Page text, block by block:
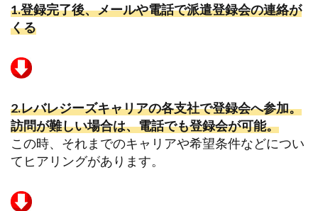
1.登録完了後、メールや電話で派遣登録会の連絡が
くる
2.レバレジーズキャリアの各支社で登録会へ参加。
訪問が難しい場合は、電話でも登録会が可能。
この時、それまでのキャリアや希望条件などについ
てヒアリングがあります。